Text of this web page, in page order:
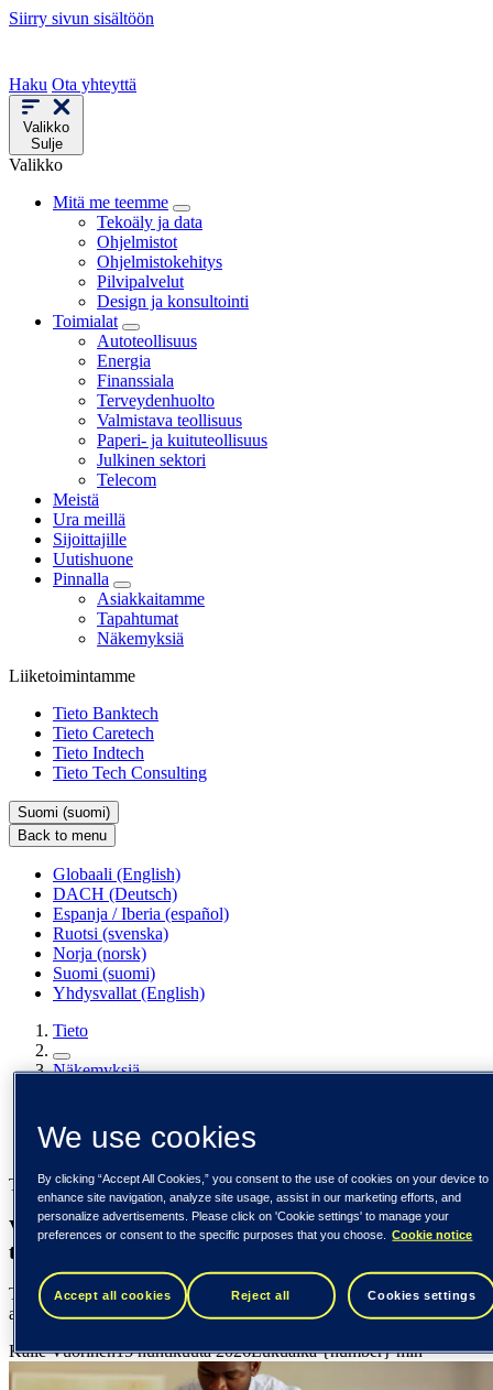
Siirry sivun sisältöön
Haku Ota yhteyttä
Valikko
Sulje
Valikko
Mitä me teemme
Tekoäly ja data
Ohjelmistot
Ohjelmistokehitys
Pilvipalvelut
Design ja konsultointi
Toimialat
Autoteollisuus
Energia
Finanssiala
Terveydenhuolto
Valmistava teollisuus
Paperi- ja kuituteollisuus
Julkinen sektori
Telecom
Meistä
Ura meillä
Sijoittajille
Uutishuone
Pinnalla
Asiakkaitamme
Tapahtumat
Näkemyksiä
Liiketoimintamme
Tieto Banktech
Tieto Caretech
Tieto Indtech
Tieto Tech Consulting
Suomi (suomi)
Back to menu
Globaali (English)
DACH (Deutsch)
Espanja / Iberia (español)
Ruotsi (svenska)
Norja (norsk)
Suomi (suomi)
Yhdysvallat (English)
Tieto
Näkemyksiä
Näkemyksiä
Tieto Caretech
Vähemmän kirjaamista, enemmän kohtaamista:
tekoäly soten dokumentoinnissa
Tekoäly keventää kirjauskuormaa, tukee ammattilaista ja vapauttaa
aikaa asiakkaan ja potilaan kohtaamiseen.
Kalle Vuorinen15 huhtikuuta 2026Lukuaika {number} min
We use cookies
By clicking “Accept All Cookies,” you consent to the use of cookies on your device to
enhance site navigation, analyze site usage, assist in our marketing efforts, and
personalize advertisements. Please click on 'Cookie settings' to manage your
preferences or consent to the specific purposes that you choose.
Cookie notice
Accept all cookies Reject all Cookies settings